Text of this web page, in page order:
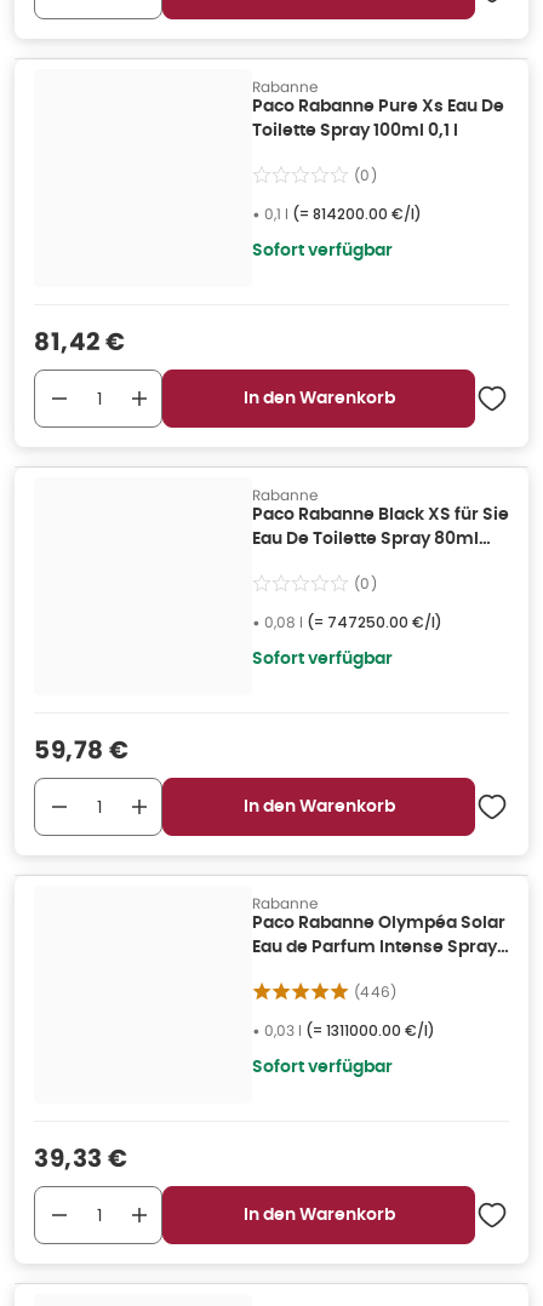
Rabanne
Paco Rabanne Pure Xs Eau De
Toilette Spray 100ml 0,1 l
(0)
• 0,1 l (= 814200.00 €/l)
Sofort verfügbar
Verkaufspreis
81,42 €
In den Warenkorb
Rabanne
Paco Rabanne Black XS für Sie
Eau De Toilette Spray 80ml
(0)
• 0,08 l (= 747250.00 €/l)
Sofort verfügbar
Verkaufspreis
59,78 €
In den Warenkorb
Rabanne
Paco Rabanne Olympéa Solar
Eau de Parfum Intense Spray
(446)
• 0,03 l (= 1311000.00 €/l)
Sofort verfügbar
Verkaufspreis
39,33 €
In den Warenkorb